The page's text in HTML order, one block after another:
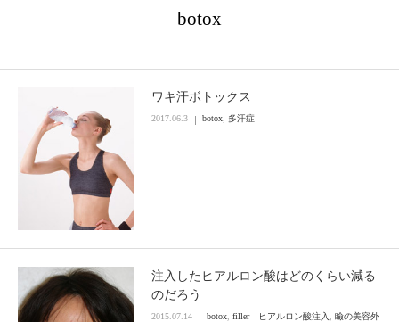
botox
ワキ汗ボトックス
2017.06.3 botox 多汗症
注入したヒアルロン酸はどのくらい減る
のだろう
2015.07.14 botox filler ヒアルロン酸注入
瞼の美容外
料金一覧 new